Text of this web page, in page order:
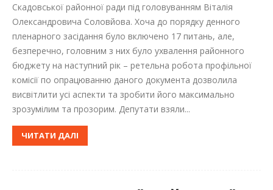
Скадовської районної ради під головуванням Віталія
Олександровича Соловйова. Хоча до порядку денного
пленарного засідання було включено 17 питань, але,
безперечно, головним з них було ухвалення районного
бюджету на наступний рік – ретельна робота профільної
комісії по опрацюванню даного документа дозволила
висвітлити усі аспекти та зробити його максимально
зрозумілим та прозорим. Депутати взяли...
ЧИТАТИ ДАЛІ